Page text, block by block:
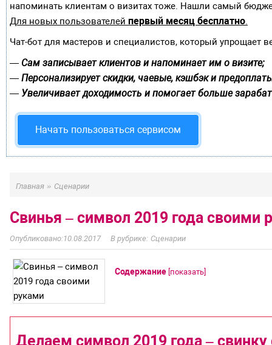
напоминать клиентам о визитах тоже. Нашли самый
Для новых пользователей первый месяц бесплатно.
Чат-бот для мастеров и специалистов, который упрощает
— Сам записывает клиентов и напоминает им о визите;
— Персонализирует скидки, чаевые, кэшбэк и
— Увеличивает доходимость и помогает больше
Начать пользоваться сервисом
Главная » Сценарии
Свинья – символ 2019 года своими
10.08.2017 Сценарии
Содержание [показать]
Делаем символ 2019 года –